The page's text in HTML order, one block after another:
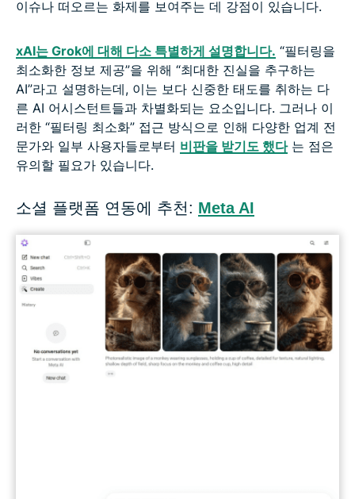
이슈나 떠오르는 화제를 보여주는 데 강점이 있습니다.
xAI는 Grok에 대해 다소 특별하게 설명합니다. “필터링을
최소화한 정보 제공”을 위해 “최대한 진실을 추구하는
AI”라고 설명하는데, 이는 보다 신중한 태도를 취하는 다
른 AI 어시스턴트들과 차별화되는 요소입니다. 그러나 이
러한 “필터링 최소화” 접근 방식으로 인해 다양한 업계 전
문가와 일부 사용자들로부터 비판을 받기도 했다는 점은
유의할 필요가 있습니다.
소셜 플랫폼 연동에 추천: Meta AI